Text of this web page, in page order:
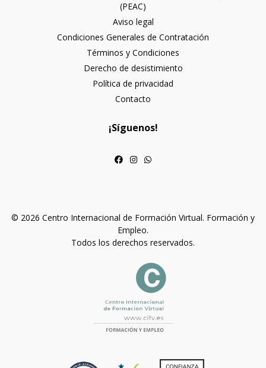
(PEAC)
Aviso legal
Condiciones Generales de Contratación
Términos y Condiciones
Derecho de desistimiento
Política de privacidad
Contacto
¡Síguenos!
© 2026 Centro Internacional de Formación Virtual. Formación y
Empleo.
Todos los derechos reservados.